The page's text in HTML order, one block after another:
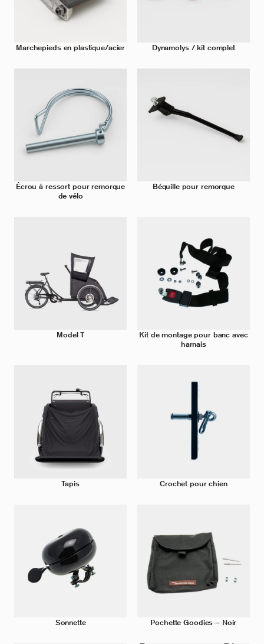
Marchepieds en plastique/acier Dynamolys / kit complet
Écrou à ressort pour remorque
de vélo
Béquille pour remorque
Model T
Kit de montage pour banc avec
harnais
Tapis Crochet pour chien
Sonnette Pochette Goodies – Noir